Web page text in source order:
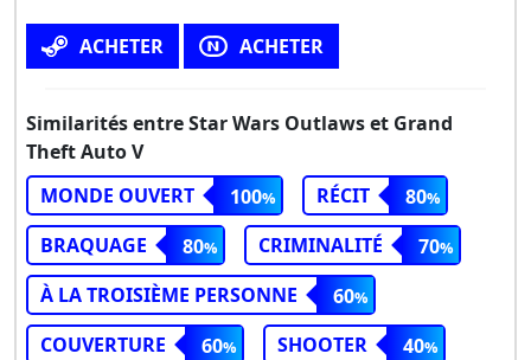
ACHETER ACHETER
Similarités entre Star Wars Outlaws et Grand
Theft Auto V
MONDE OUVERT
100 RÉCIT
80
BRAQUAGE
80 CRIMINALITÉ
70
À LA TROISIÈME PERSONNE
60
COUVERTURE
60 SHOOTER 40